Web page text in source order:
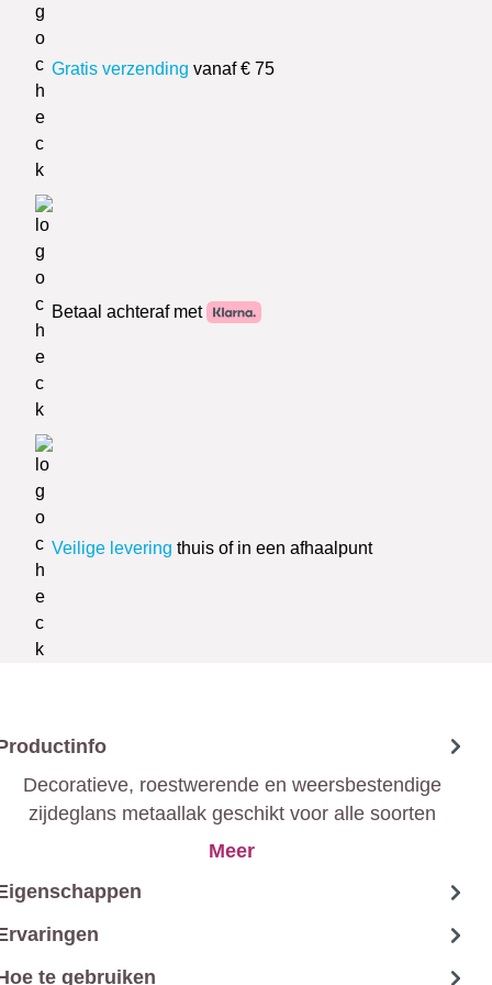
Gratis verzending vanaf € 75
Betaal achteraf met
Veilige levering thuis of in een afhaalpunt
Decoratieve, roestwerende en weersbestendige
zijdeglans metaallak geschikt voor alle soorten
metaal.
Meer
te gebruiken